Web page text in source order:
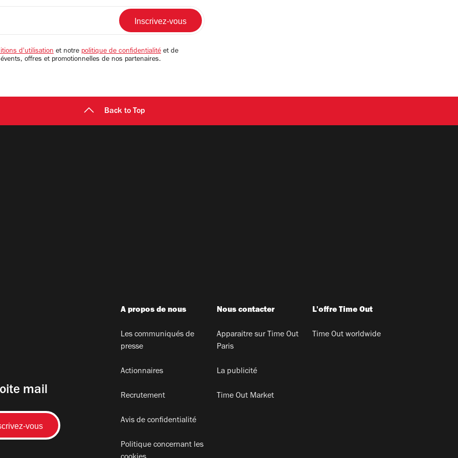
d'utilisation et notre politique de confidentialité et de
offres et promotionnelles de nos partenaires.
Back to Top
mail
A propos de nous
Les communiqués de
presse
Actionnaires
Recrutement
Avis de confidentialité
Politique concernant les
Nous contacter
Apparaitre sur Time Out
Paris
La publicité
Time Out Market
L'offre Time Out
Time Out worldwide